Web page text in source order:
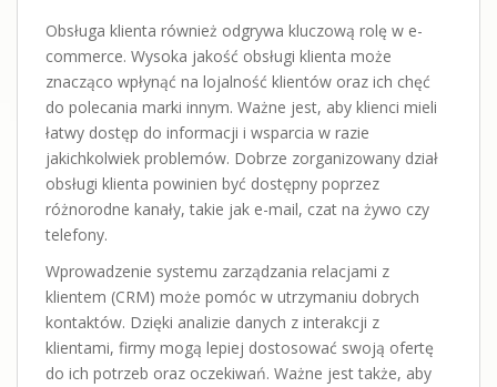
Obsługa klienta również odgrywa kluczową rolę w e-
commerce. Wysoka jakość obsługi klienta może
znacząco wpłynąć na lojalność klientów oraz ich chęć
do polecania marki innym. Ważne jest, aby klienci mieli
łatwy dostęp do informacji i wsparcia w razie
jakichkolwiek problemów. Dobrze zorganizowany dział
obsługi klienta powinien być dostępny poprzez
różnorodne kanały, takie jak e-mail, czat na żywo czy
telefony.
Wprowadzenie systemu zarządzania relacjami z
klientem (CRM) może pomóc w utrzymaniu dobrych
kontaktów. Dzięki analizie danych z interakcji z
klientami, firmy mogą lepiej dostosować swoją ofertę
do ich potrzeb oraz oczekiwań. Ważne jest także, aby